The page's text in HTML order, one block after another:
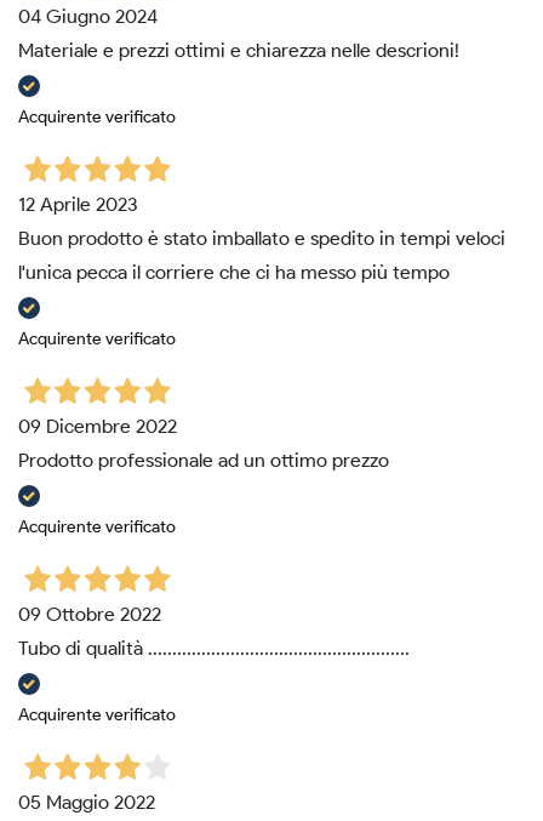
04 Giugno 2024
Materiale e prezzi ottimi e chiarezza nelle descrioni!
Acquirente verificato
12 Aprile 2023
Buon prodotto è stato imballato e spedito in tempi veloci
l'unica pecca il corriere che ci ha messo più tempo
Acquirente verificato
09 Dicembre 2022
Prodotto professionale ad un ottimo prezzo
Acquirente verificato
09 Ottobre 2022
Tubo di qualità ......................................................
Acquirente verificato
05 Maggio 2022